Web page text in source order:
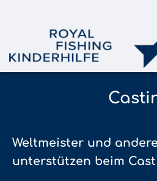
Weltmeister und
unterstützen beim